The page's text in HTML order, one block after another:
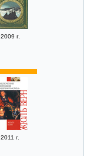
2009 г.
2011 г.